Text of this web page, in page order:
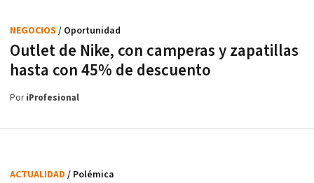
Outlet de Nike, con camperas y zapatillas
hasta con 45% de descuento
NEGOCIOS / Oportunidad
PoriProfesional
ACTUALIDAD / Polémica